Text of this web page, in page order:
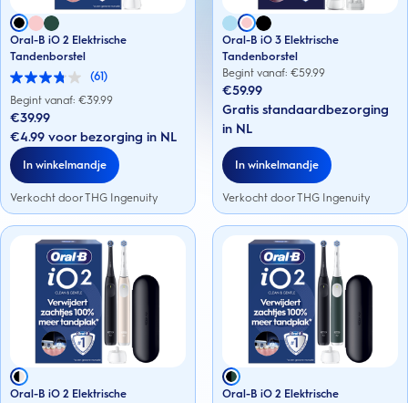
Oral-B iO 2 Elektrische
Tandenborstel
(61)
3.8
van
de
5
sterren.
61
beoordelingen
Begint vanaf: €39.99
€39.99
€4.99 voor bezorging in NL
In winkelmandje
Verkocht door THG Ingenuity
Oral-B iO 3 Elektrische
Tandenborstel
Begint vanaf: €59.99
€59.99
Gratis standaardbezorging
in NL
In winkelmandje
Verkocht door THG Ingenuity
Oral-B iO 2 Elektrische
Oral-B iO 2 Elektrische